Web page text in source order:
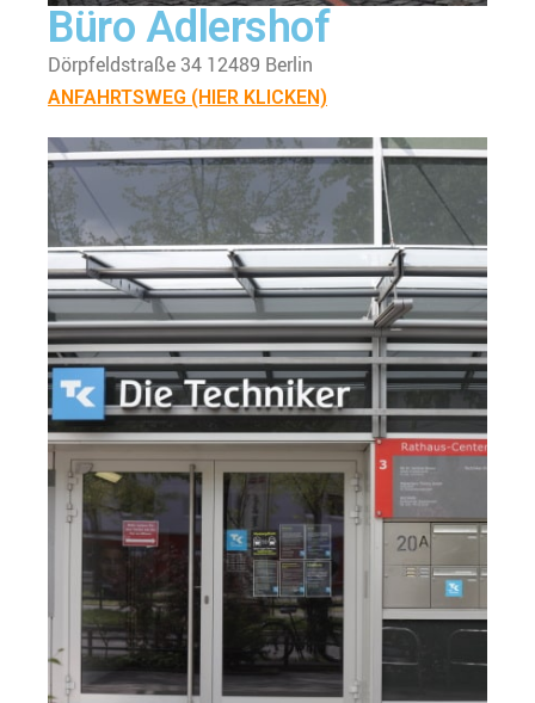
Büro Adlershof
Dörpfeldstraße 34 12489 Berlin
ANFAHRTSWEG (HIER KLICKEN)